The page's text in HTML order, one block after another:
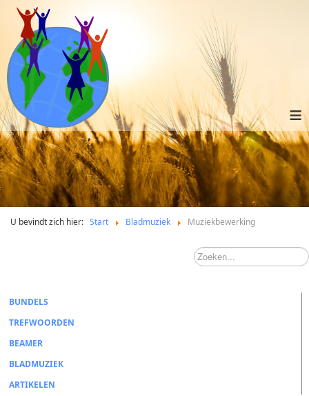
≡
U bevindt zich hier: Start Bladmuziek Muziekbewerking
BUNDELS
TREFWOORDEN
BEAMER
BLADMUZIEK
ARTIKELEN